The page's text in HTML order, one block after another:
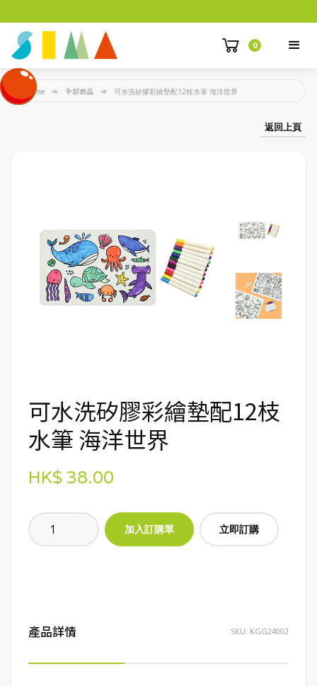
0
Home 全部商品 可水洗矽膠彩繪墊配12枝水筆 海洋世界
返回上頁
可水洗矽膠彩繪墊配12枝
水筆 海洋世界
HK$ 38.00
立即訂購
產品詳情 SKU: KGG24002